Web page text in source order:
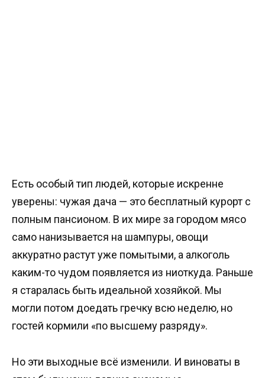
Есть особый тип людей, которые искренне
уверены: чужая дача — это бесплатный курорт с
полным пансионом. В их мире за городом мясо
само нанизывается на шампуры, овощи
аккуратно растут уже помытыми, а алкоголь
каким-то чудом появляется из ниоткуда. Раньше
я старалась быть идеальной хозяйкой. Мы
могли потом доедать гречку всю неделю, но
гостей кормили «по высшему разряду».
Но эти выходные всё изменили. И виноваты в